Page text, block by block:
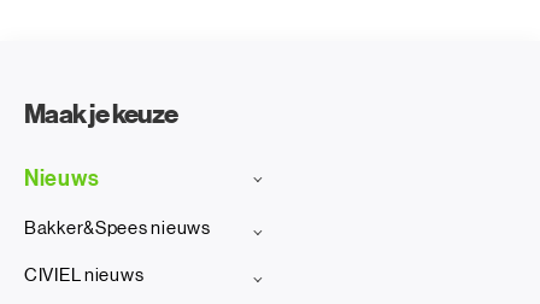
Maak je keuze
Nieuws
Bakker&Spees nieuws
CIVIEL nieuws